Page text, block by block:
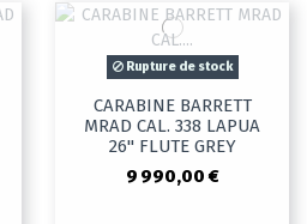
Rupture de stock
CARABINE BARRETT
MRAD CAL. 338 LAPUA
26" FLUTE GREY
9 990,00 €